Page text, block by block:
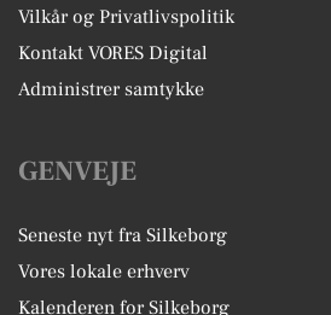
Vilkår og Privatlivspolitik
Kontakt VORES Digital
Administrer samtykke
GENVEJE
Seneste nyt fra Silkeborg
Vores lokale erhverv
Kalenderen for Silkeborg